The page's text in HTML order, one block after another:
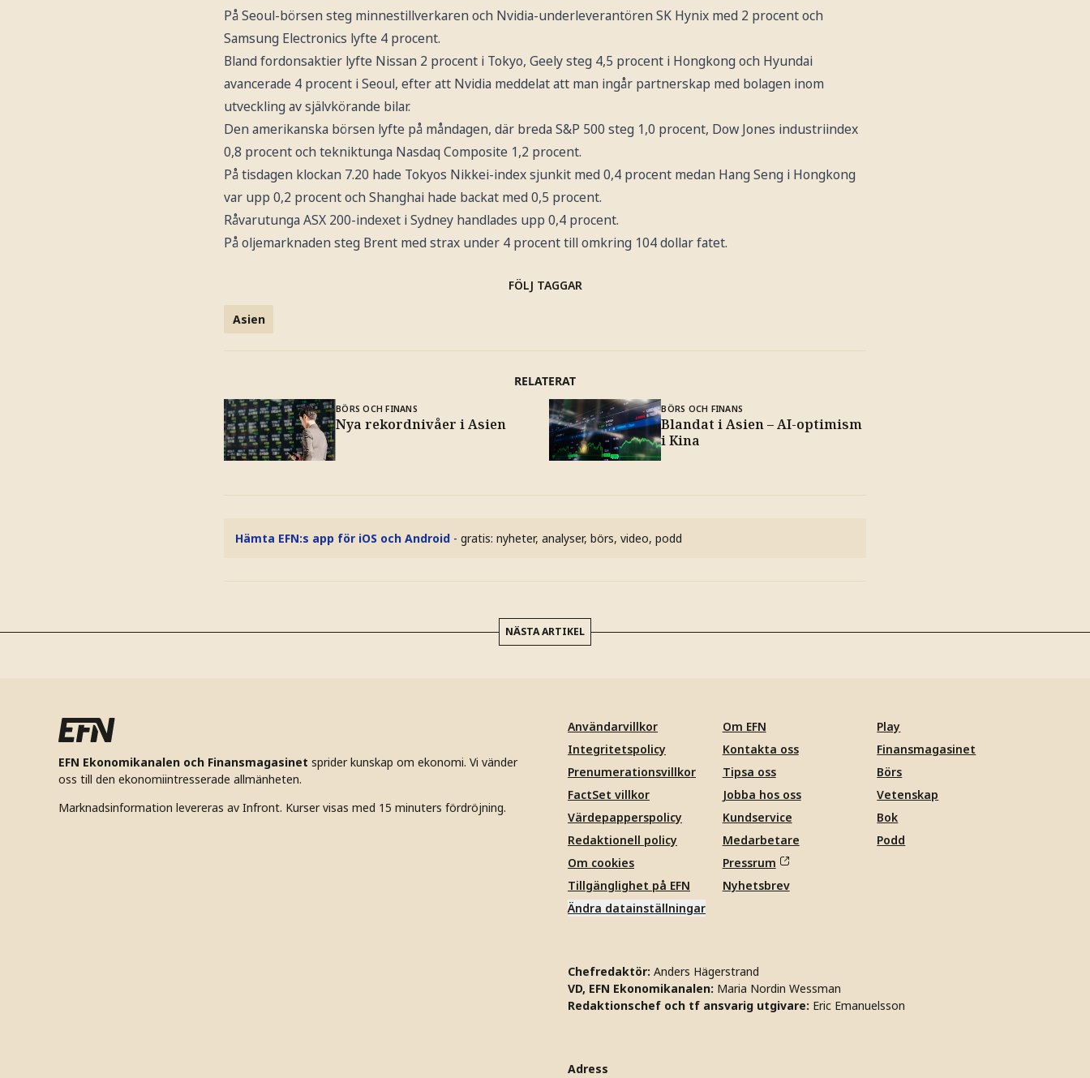
På Seoul-börsen steg minnestillverkaren och Nvidia-underleverantören SK Hynix med 2 procent och
Samsung Electronics lyfte 4 procent.
Bland fordonsaktier lyfte Nissan 2 procent i Tokyo, Geely steg 4,5 procent i Hongkong och Hyundai
avancerade 4 procent i Seoul, efter att Nvidia meddelat att man ingår partnerskap med bolagen inom
utveckling av självkörande bilar.
Den amerikanska börsen lyfte på måndagen, där breda S&P 500 steg 1,0 procent, Dow Jones industriindex
0,8 procent och tekniktunga Nasdaq Composite 1,2 procent.
På tisdagen klockan 7.20 hade Tokyos Nikkei-index sjunkit med 0,4 procent medan Hang Seng i Hongkong
var upp 0,2 procent och Shanghai hade backat med 0,5 procent.
Råvarutunga ASX 200-indexet i Sydney handlades upp 0,4 procent.
På oljemarknaden steg Brent med strax under 4 procent till omkring 104 dollar fatet.
FÖLJ TAGGAR
Asien
RELATERAT
BÖRS OCH FINANS
Nya rekordnivåer i Asien
BÖRS OCH FINANS
Blandat i Asien – AI-optimism
i Kina
Hämta EFN:s app för iOS och Android - gratis: nyheter, analyser, börs, video, podd
NÄSTA ARTIKEL
EFN Ekonomikanalen och Finansmagasinet sprider kunskap om ekonomi. Vi vänder
oss till den ekonomiintresserade allmänheten.
Marknadsinformation levereras av Infront. Kurser visas med 15 minuters fördröjning.
Användarvillkor
Integritetspolicy
Prenumerationsvillkor
FactSet villkor
Värdepapperspolicy
Redaktionell policy
Om cookies
Tillgänglighet på EFN
Ändra datainställningar
Om EFN
Kontakta oss
Tipsa oss
Jobba hos oss
Kundservice
Medarbetare
Pressrum
Nyhetsbrev
Play
Finansmagasinet
Börs
Vetenskap
Bok
Podd
Chefredaktör: Anders Hägerstrand
VD, EFN Ekonomikanalen: Maria Nordin Wessman
Redaktionschef och tf ansvarig utgivare: Eric Emanuelsson
Adress